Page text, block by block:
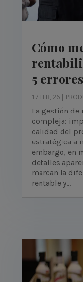
Cómo
5
17 FEB, 26|
La gestión de
compleja:
calidad del
estratégica a
embargo, en
detalles
marcan la
rentable y...